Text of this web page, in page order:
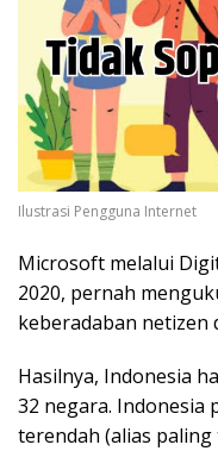
Ilustrasi Pengguna Internet
Microsoft melalui
2020, pernah
keberadaban netizen
Hasilnya, Indonesia
32 negara. Indonesia
terendah (alias paling